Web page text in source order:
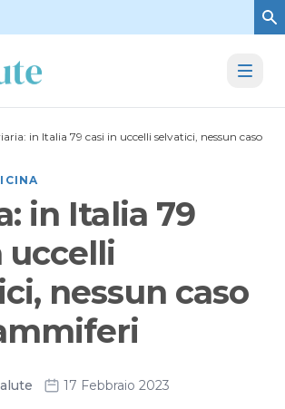
in Italia 79 casi in uccelli selvatici, nessun caso
in Italia 79
uccelli
nessun caso
17 Febbraio 2023